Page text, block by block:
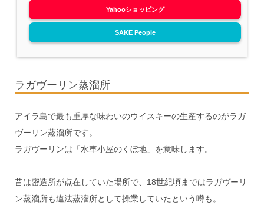
Yahooショッピング
SAKE People
ラガヴーリン蒸溜所
アイラ島で最も重厚な味わいのウイスキーの生産するのがラガ
ヴーリン蒸溜所です。
ラガヴーリンは「水車小屋のくぼ地」を意味します。
昔は密造所が点在していた場所で、18世紀頃まではラガヴーリ
ン蒸溜所も違法蒸溜所として操業していたという噂も。